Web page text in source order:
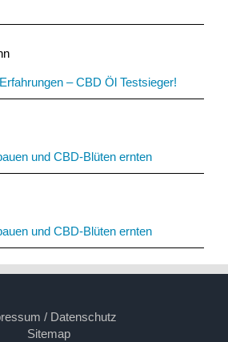
– CBD Öl Testsieger!
und CBD-Blüten ernten
und CBD-Blüten ernten
/ Datenschutz
Sitemap